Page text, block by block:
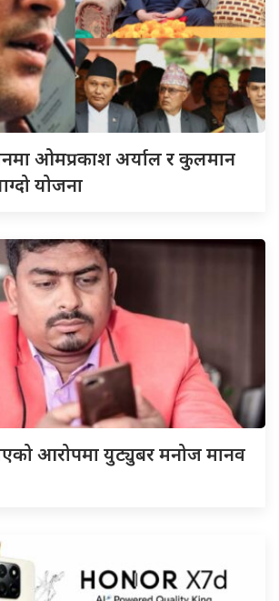
ओमप्रकाश अर्याल र कुलमान
योजना
आरोपमा युट्युबर मनोज मानव